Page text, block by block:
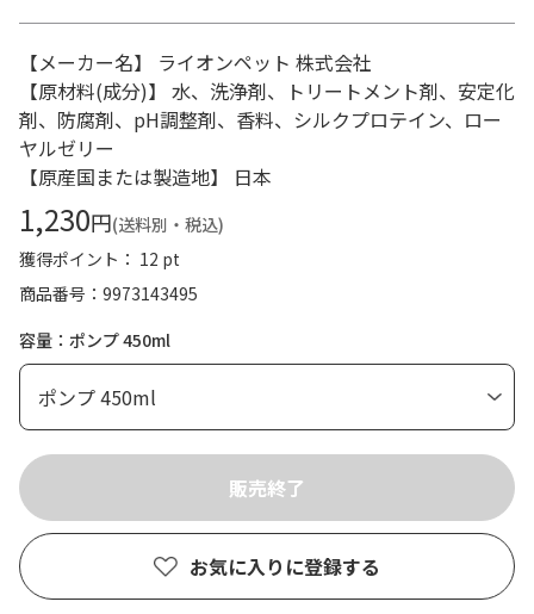
【メーカー名】 ライオンペット 株式会社
【原材料(成分)】 水、洗浄剤、トリートメント剤、安定化
剤、防腐剤、pH調整剤、香料、シルクプロテイン、ロー
ヤルゼリー
【原産国または製造地】 日本
1,230円(送料別・税込)
獲得ポイント： 12 pt
商品番号
9973143495
容量：ポンプ 450ml
お気に入りに登録する